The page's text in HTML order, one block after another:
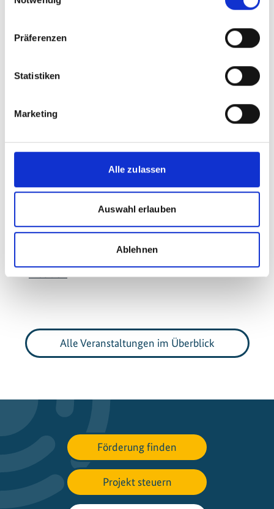
Präferenzen
Statistiken
Marketing
Alle zulassen
Auswahl erlauben
Ablehnen
Zeitzone wechseln [?]
vor Ort in Rio de Janeiro
Praça Mauá, número 5, no Centro do Rio de
Janeiro, RJ.
Anmeldelink
Zum Kalender hinzufügen
Lernen für innovative Klimakommunikation in
Alle Veranstaltungen im Überblick
Förderung finden
Projekt steuern